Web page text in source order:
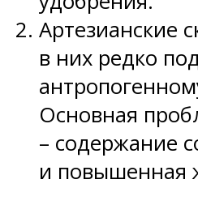
Артезианские
в них редко
Основная
– содержание
и повышенная